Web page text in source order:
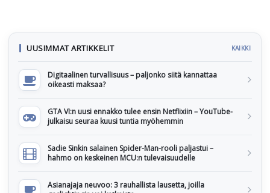
UUSIMMAT ARTIKKELIT KAIKKI
Digitaalinen turvallisuus – paljonko siitä kannattaa
oikeasti maksaa?
GTA VI:n uusi ennakko tulee ensin Netflixiin – YouTube-
julkaisu seuraa kuusi tuntia myöhemmin
Sadie Sinkin salainen Spider-Man-rooli paljastui –
hahmo on keskeinen MCU:n tulevaisuudelle
Asianajaja neuvoo: 3 rauhallista lausetta, joilla